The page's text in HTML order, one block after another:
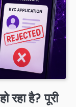
रहा है? पूरी